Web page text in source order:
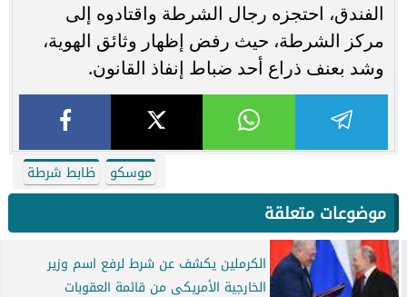
الفندق، احتجزه رجال الشرطة واقتادوه إلى
مركز الشرطة، حيث رفض إظهار وثائق الهوية،
وشد بعنف ذراع أحد ضباط إنفاذ القانون.
موسكو ظابط شرطة
موضوعات متعلقة
الكرملين يكشف عن شرط لرفع اسم وزير
الخارجية الأمريكى من قائمة العقوبات